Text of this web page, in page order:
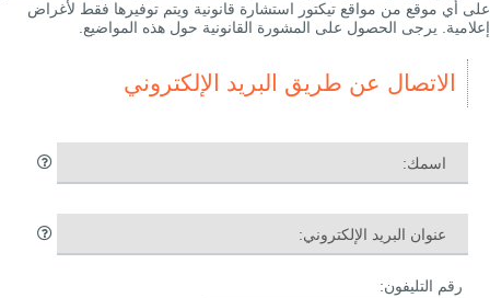
على أي موقع من مواقع تيكتور استشارة قانونية ويتم توفيرها فقط لأغراض
إعلامية. يرجى الحصول على المشورة القانونية حول هذه المواضيع.
الاتصال عن طريق البريد الإلكتروني
اسمك:
عنوان البريد الإلكتروني:
رقم التليفون: